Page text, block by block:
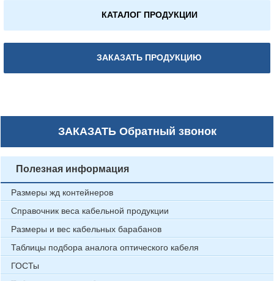
КАТАЛОГ ПРОДУКЦИИ
ЗАКАЗАТЬ ПРОДУКЦИЮ
ЗАКАЗАТЬОбратный звонок
Полезная информация
Размеры жд контейнеров
Справочник веса кабельной продукции
Размеры и вес кабельных барабанов
Таблицы подбора аналога оптического кабеля
ГОСТы